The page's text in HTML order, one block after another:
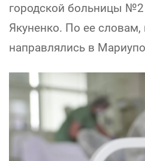
городской больницы
Якуненко. По ее словам,
направлялись в